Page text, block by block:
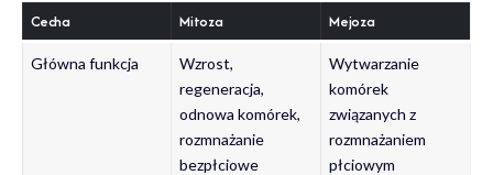
Cecha Mitoza Mejoza
Główna funkcja
Wzrost,
regeneracja,
odnowa komórek,
rozmnażanie
bezpłciowe
Wytwarzanie
komórek
związanych z
rozmnażaniem
płciowym